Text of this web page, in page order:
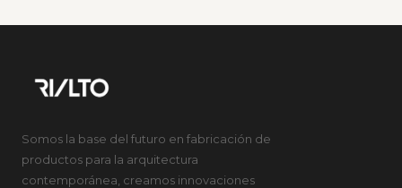
Somos la base del futuro en fabricación de
productos para la arquitectura
contemporánea, creamos innovaciones